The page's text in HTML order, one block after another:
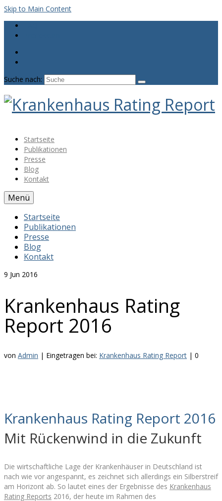
Skip to Main Content
Suche nach:
Startseite
Publikationen
Presse
Blog
Kontakt
Menü
Startseite
Publikationen
Presse
Blog
Kontakt
9 Jun 2016
Krankenhaus Rating
Report 2016
von Admin | Eingetragen bei: Krankenhaus Rating Report | 0
Krankenhaus Rating Report 2016
Mit Rückenwind in die Zukunft
Die wirtschaftliche Lage der Krankenhäuser in Deutschland ist
nach wie vor angespannt, es zeichnet sich allerdings ein Silberstreif
am Horizont ab. So lautet eines der Ergebnisse des Krankenhaus
Rating Reports 2016, der heute im Rahmen des